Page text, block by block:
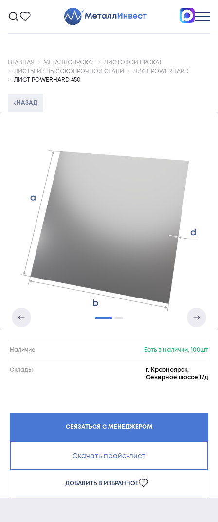
ГЛАВНАЯ МЕТАЛЛОПРОКАТ
ЛИСТОВОЙ ПРОКАТ
ЛИСТЫ ИЗ ВЫСОКОПРОЧНОЙ СТАЛИ
ЛИСТ POWERHARD
ЛИСТ POWERHARD 450
НАЗАД
Наличие Есть в наличии, 100шт
Склады
г. Красноярск,
Северное шоссе 17д
СВЯЗАТЬСЯ С МЕНЕДЖЕРОМ
Скачать прайс-лист
ДОБАВИТЬ В ИЗБРАННОЕ